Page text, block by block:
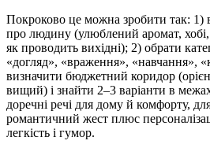
Покроково це можна зробити так: 1)
про людину (улюблений аромат,
як проводить вихідні); 2) обрати
«догляд», «враження», «навчання»,
визначити бюджетний коридор
вищий) і знайти 2–3 варіанти в
доречні речі для дому й комфорту,
романтичний жест плюс
легкість і гумор.